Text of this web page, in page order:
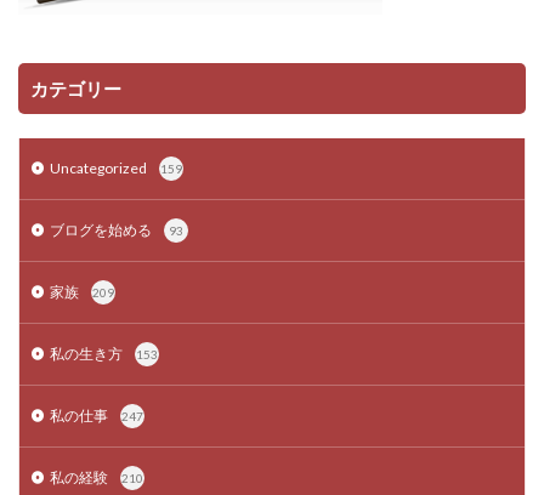
カテゴリー
Uncategorized 159
ブログを始める 93
家族 209
私の生き方 153
私の仕事 247
私の経験 210